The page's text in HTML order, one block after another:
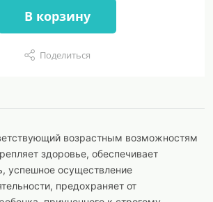
В корзину
Поделиться
возрастным возможностям
здоровье, обеспечивает
успешное осуществление
предохраняет от